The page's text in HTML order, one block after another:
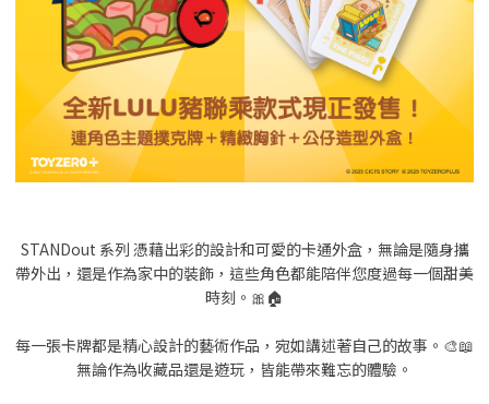
STANDout 系列 憑藉出彩的設計和可愛的卡通外盒，無論是隨身攜
帶外出，還是作為家中的裝飾，這些角色都能陪伴您度過每一個甜美
時刻。🎀🏠
每一張卡牌都是精心設計的藝術作品，宛如講述著自己的故事。🎨📖
無論作為收藏品還是遊玩，皆能帶來難忘的體驗。